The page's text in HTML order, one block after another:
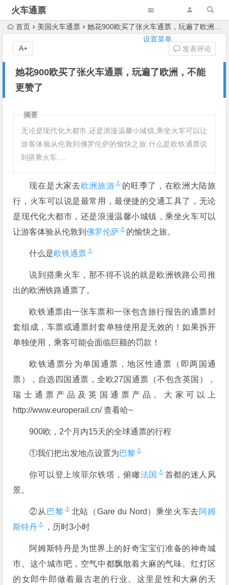
火车通票
设置菜单
首页 美国火车通票 她花900欧买了张火车通票，玩遍了欧洲，不能更赞了
她花900欧买了张火车通票，玩遍了欧洲，不能
更赞了
发表评论
A+
摘要
无论是现代化大都市,还是浪漫温馨小城镇,乘坐火车可以让
游客体验从伦敦到佛罗伦萨的愉快之旅.什么是欧铁通票说
到搭乘火车,…
现在是大家去欧洲旅游
的旺季了，在欧洲大陆旅
行，火车可以说是最常用，最便捷的交通工具了，无论
是现代化大都市，还是浪漫温馨小城镇，乘坐火车可以
让游客体验从伦敦到佛罗伦萨 的愉快之旅。
什么是欧铁通票
说到搭乘火车，那不得不说的就是欧洲铁路公司推
出的欧洲铁路通票了。
欧铁通票由一张车票和一张包含旅行报告的通票封
套组成，车票或通票封套单独使用是无效的！如果拆开
单独使用，乘客可能会面临巨额的罚款！
欧铁通票分为单国通票，地区性通票（即两国通
票），自选四国通票，全欧27国通票（不包含英国），
瑞士通票产品及英国通票产品。大家可以上
http://www.europerail.cn/ 查看哈~
900欧，2个月内15天的全球通票的行程
①我们把出发地点设置为巴黎
你可以登上埃菲尔铁塔，俯瞰法国
首都的迷人风
景。
②从 巴黎 北站（Gare du Nord）乘坐火车去阿姆
斯特丹
，历时3小时
阿姆斯特丹是为世界上的好奇宝宝们准备的神奇城
市。这个城市吧，空气中都飘散着大麻的气味。红灯区
的女郎牛郎做着最古老的行业。这里是性和大麻的天